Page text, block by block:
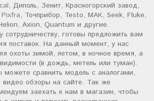
, Диполь, Зенит, Красногорский завод,
Pixfra, Точприбор, Testo, MAK, Seek, Fluke,
Axion, Quantum и другие.
готовы предложить вам
поставок. На данный момент, у нас
охоты зимой, летом, в ночное время, а
(в дождь, метель или туман).
можете сравнить модель с аналогами,
обзоры на сайте. Так же
заехать к нам в магазин, чтобы